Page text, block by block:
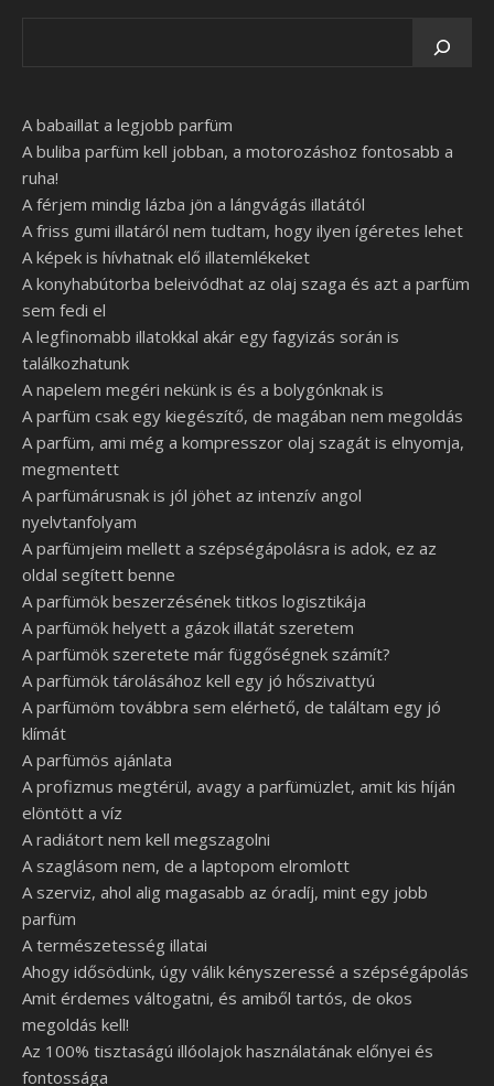
A babaillat a legjobb parfüm
A buliba parfüm kell jobban, a motorozáshoz fontosabb a
ruha!
A férjem mindig lázba jön a lángvágás illatától
A friss gumi illatáról nem tudtam, hogy ilyen ígéretes lehet
A képek is hívhatnak elő illatemlékeket
A konyhabútorba beleivódhat az olaj szaga és azt a parfüm
sem fedi el
A legfinomabb illatokkal akár egy fagyizás során is
találkozhatunk
A napelem megéri nekünk is és a bolygónknak is
A parfüm csak egy kiegészítő, de magában nem megoldás
A parfüm, ami még a kompresszor olaj szagát is elnyomja,
megmentett
A parfümárusnak is jól jöhet az intenzív angol
nyelvtanfolyam
A parfümjeim mellett a szépségápolásra is adok, ez az
oldal segített benne
A parfümök beszerzésének titkos logisztikája
A parfümök helyett a gázok illatát szeretem
A parfümök szeretete már függőségnek számít?
A parfümök tárolásához kell egy jó hőszivattyú
A parfümöm továbbra sem elérhető, de találtam egy jó
klímát
A parfümös ajánlata
A profizmus megtérül, avagy a parfümüzlet, amit kis híján
elöntött a víz
A radiátort nem kell megszagolni
A szaglásom nem, de a laptopom elromlott
A szerviz, ahol alig magasabb az óradíj, mint egy jobb
parfüm
A természetesség illatai
Ahogy idősödünk, úgy válik kényszeressé a szépségápolás
Amit érdemes váltogatni, és amiből tartós, de okos
megoldás kell!
Az 100% tisztaságú illóolajok használatának előnyei és
fontossága